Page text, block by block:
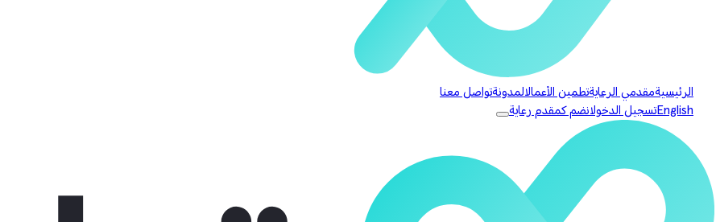
الرئيسيةمقدمي الرعايةتطمين الأعمالالمدونةتواصل معنا
English تسجيل الدخولانضم كمقدم رعاية